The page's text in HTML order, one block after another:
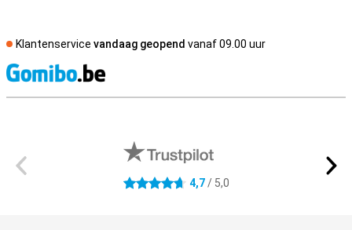
Klantenservice vandaag geopend vanaf 09.00 uur
4.7 sterren 4,7/ 5,0